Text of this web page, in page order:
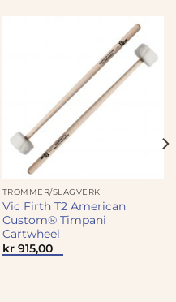
TROMMER/SLAGVERK
Vic Firth T2 American
Custom® Timpani
Cartwheel
kr915,00